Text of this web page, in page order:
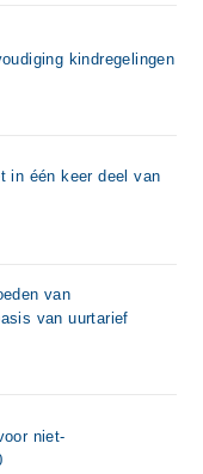
kindregelingen
in één keer deel van
van
van uurtarief
niet-